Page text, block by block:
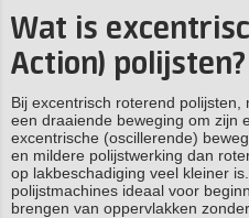
Wat is
Action) polijsten?
Bij excentrisch roterend
een draaiende beweging om zijn
excentrische (oscillerende)
en mildere polijstwerking dan
op lakbeschadiging veel kleiner
polijstmachines ideaal voor
brengen van oppervlakken